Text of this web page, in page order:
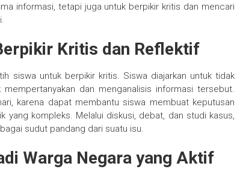
informasi, tetapi juga untuk berpikir kritis dan mencari
Kritis dan Reflektif
siswa untuk berpikir kritis. Siswa diajarkan untuk tidak
dan menganalisis informasi tersebut.
karena dapat membantu siswa membuat keputusan
kompleks. Melalui diskusi, debat, dan studi kasus,
sudut pandang dari suatu isu.
Warga Negara yang Aktif